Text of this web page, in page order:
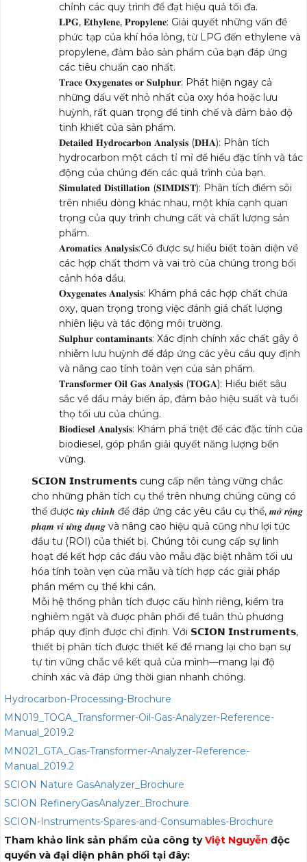
chỉnh các quy trình để đạt hiệu quả tối đa.
𝐋𝐏𝐆, 𝐄𝐭𝐡𝐲𝐥𝐞𝐧𝐞, 𝐏𝐫𝐨𝐩𝐲𝐥𝐞𝐧𝐞: Giải quyết những vấn đề
phức tạp của khí hóa lỏng, từ LPG đến ethylene và
propylene, đảm bảo sản phẩm của bạn đáp ứng
các tiêu chuẩn cao nhất.
𝐓𝐫𝐚𝐜𝐞 𝐎𝐱𝐲𝐠𝐞𝐧𝐚𝐭𝐞𝐬 𝐨𝐫 𝐒𝐮𝐥𝐩𝐡𝐮𝐫: Phát hiện ngay cả
những dấu vết nhỏ nhất của oxy hóa hoặc lưu
huỳnh, rất quan trọng để tinh chế và đảm bảo độ
tinh khiết của sản phẩm.
𝐃𝐞𝐭𝐚𝐢𝐥𝐞𝐝 𝐇𝐲𝐝𝐫𝐨𝐜𝐚𝐫𝐛𝐨𝐧 𝐀𝐧𝐚𝐥𝐲𝐬𝐢𝐬 (𝐃𝐇𝐀): Phân tích
hydrocarbon một cách tỉ mỉ để hiểu đặc tính và tác
động của chúng đến các quá trình của bạn.
𝐒𝐢𝐦𝐮𝐥𝐚𝐭𝐞𝐝 𝐃𝐢𝐬𝐭𝐢𝐥𝐥𝐚𝐭𝐢𝐨𝐧 (𝐒𝐈𝐌𝐃𝐈𝐒𝐓): Phân tích điểm sôi
trên nhiều dòng khác nhau, một khía cạnh quan
trọng của quy trình chưng cất và chất lượng sản
phẩm.
𝐀𝐫𝐨𝐦𝐚𝐭𝐢𝐜𝐬 𝐀𝐧𝐚𝐥𝐲𝐬𝐢𝐬:Có được sự hiểu biết toàn diện về
các hợp chất thơm và vai trò của chúng trong bối
cảnh hóa dầu.
𝐎𝐱𝐲𝐠𝐞𝐧𝐚𝐭𝐞𝐬 𝐀𝐧𝐚𝐥𝐲𝐬𝐢𝐬: Khám phá các hợp chất chứa
oxy, quan trọng trong việc đánh giá chất lượng
nhiên liệu và tác động môi trường.
𝐒𝐮𝐥𝐩𝐡𝐮𝐫 𝐜𝐨𝐧𝐭𝐚𝐦𝐢𝐧𝐚𝐧𝐭𝐬: Xác định chính xác chất gây ô
nhiễm lưu huỳnh để đáp ứng các yêu cầu quy định
và nâng cao tính toàn vẹn của sản phẩm.
𝐓𝐫𝐚𝐧𝐬𝐟𝐨𝐫𝐦𝐞𝐫 𝐎𝐢𝐥 𝐆𝐚𝐬 𝐀𝐧𝐚𝐥𝐲𝐬𝐢𝐬 (𝐓𝐎𝐆𝐀): Hiểu biết sâu
sắc về dầu máy biến áp, đảm bảo hiệu suất và tuổi
thọ tối ưu của chúng.
𝐁𝐢𝐨𝐝𝐢𝐞𝐬𝐞𝐥 𝐀𝐧𝐚𝐥𝐲𝐬𝐢𝐬: Khám phá triệt để các đặc tính của
biodiesel, góp phần giải quyết năng lượng bền
vững.
𝗦𝗖𝗜𝗢𝗡 𝗜𝗻𝘀𝘁𝗿𝘂𝗺𝗲𝗻𝘁𝘀 cung cấp nền tảng vững chắc
cho những phân tích cụ thể trên nhưng chúng cũng có
thể được 𝒕𝒖̀𝒚 𝒄𝒉𝒊̉𝒏𝒉 để đáp ứng các yêu cầu cụ thể, 𝒎𝒐̛̉ 𝒓𝒐̣̂𝒏𝒈
𝒑𝒉𝒂̣𝒎 𝒗𝒊 𝒖̛́𝒏𝒈 𝒅𝒖̣𝒏𝒈 và nâng cao hiệu quả cũng như lợi tức
đầu tư (ROI) của thiết bị. Chúng tôi cung cấp sự linh
hoạt để kết hợp các đầu vào mẫu đặc biệt nhằm tối ưu
hóa tính toàn vẹn của mẫu và tích hợp các giải pháp
phần mềm cụ thể khi cần.
Mỗi hệ thống phân tích được cấu hình riêng, kiểm tra
nghiêm ngặt và được phân phối để tuân thủ phương
pháp quy định được chỉ định. Với 𝗦𝗖𝗜𝗢𝗡 𝗜𝗻𝘀𝘁𝗿𝘂𝗺𝗲𝗻𝘁𝘀,
thiết bị phân tích được thiết kế để mang lại cho bạn sự
tự tin vững chắc về kết quả của mình—mang lại độ
chính xác và đáp ứng thời gian nhanh chóng.
Hydrocarbon-Processing-Brochure
MN019_TOGA_Transformer-Oil-Gas-Analyzer-Reference-
Manual_2019.2
MN021_GTA_Gas-Transformer-Analyzer-Reference-
Manual_2019.2
SCION Nature GasAnalyzer_Brochure
SCION RefineryGasAnalyzer_Brochure
SCION-Instruments-Spares-and-Consumables-Brochure
Tham khảo link sản phẩm của công tyViệt Nguyễn độc
quyền và đại diện phân phối tại đây: